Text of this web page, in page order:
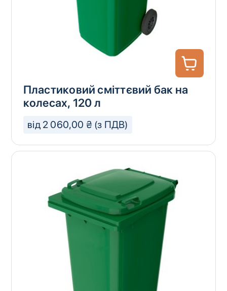
Пластиковий сміттєвий бак на
колесах, 120 л
від 2 060,00 ₴ (з ПДВ)